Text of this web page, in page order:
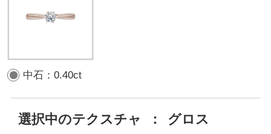
中石：0.40ct
選択中のテクスチャ ： グロス